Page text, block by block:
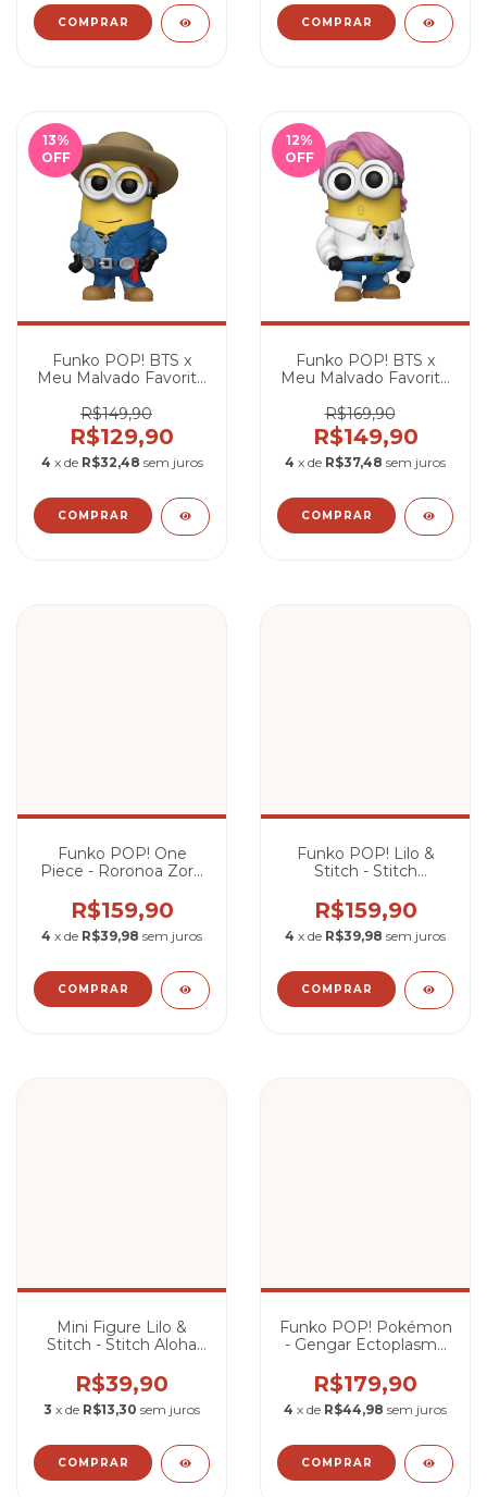
COMPRAR
13%
OFF
Funko POP! BTS x
Meu Malvado Favorito
R$149,90
R$129,90
4 x de R$32,48 sem juros
12%
OFF
Funko POP! BTS x
Meu Malvado Favorito
R$169,90
R$149,90
4 x de R$37,48 sem juros
Funko POP! One
Piece - Roronoa Zoro
R$159,90
4 x de R$39,98 sem juros
Funko POP! Lilo &
Stitch - Stitch
R$159,90
4 x de R$39,98 sem juros
Mini Figure Lilo &
Stitch - Stitch Aloha
Formato de Ovo)
R$39,90
3 x de R$13,30 sem juros
Funko POP! Pokémon
- Gengar Ectoplasma
R$179,90
4 x de R$44,98 sem juros